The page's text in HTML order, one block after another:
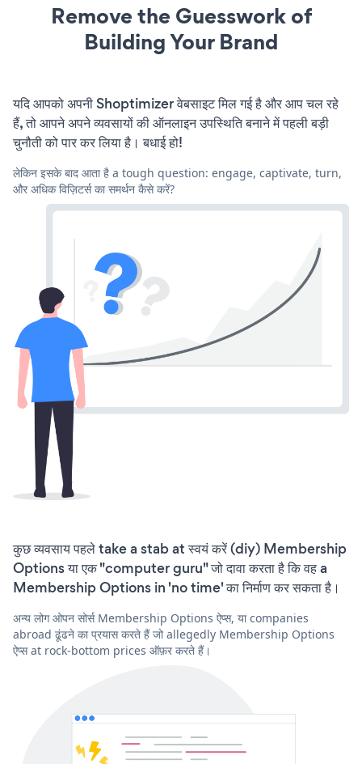
Remove the Guesswork of
Building Your Brand
यदि आपको अपनी Shoptimizer वेबसाइट मिल गई है और आप चल रहे
हैं, तो आपने अपने व्यवसायों की ऑनलाइन उपस्थिति बनाने में पहली बड़ी
चुनौती को पार कर लिया है। बधाई हो!
लेकिन इसके बाद आता है a tough question: engage, captivate, turn,
और अधिक विज़िटर्स का समर्थन कैसे करें?
कुछ व्यवसाय पहले take a stab at स्वयं करें (diy) Membership
Options या एक "computer guru" जो दावा करता है कि वह a
Membership Options in 'no time' का निर्माण कर सकता है।
अन्य लोग ओपन सोर्स Membership Options ऐप्स, या companies
abroad ढूंढने का प्रयास करते हैं जो allegedly Membership Options
ऐप्स at rock-bottom prices ऑफ़र करते हैं।